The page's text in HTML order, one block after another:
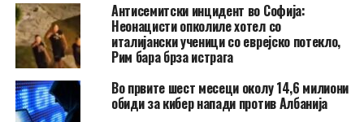
Антисемитски инцидент во Софија:
Неонацисти опколиле хотел со
италијански ученици со еврејско потекло,
Рим бара брза истрага
Во првите шест месеци околу 14,6 милиони
обиди за кибер напади против Албанија